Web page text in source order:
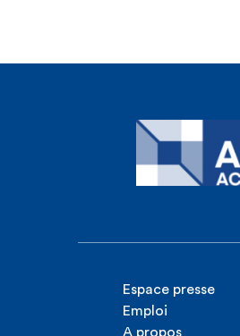
Espace presse
Emploi
A propos